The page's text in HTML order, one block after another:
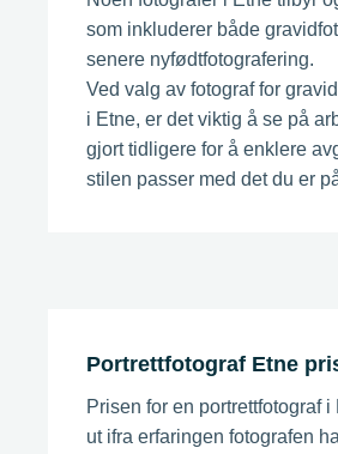
som inkluderer både
senere nyfødtfotografering.
Ved valg av fotograf for
i Etne, er det viktig å se på
gjort tidligere for å enklere
stilen passer med det du er
Portrettfotograf Etne
Prisen for en portrettfotograf i
ut ifra erfaringen fotografen